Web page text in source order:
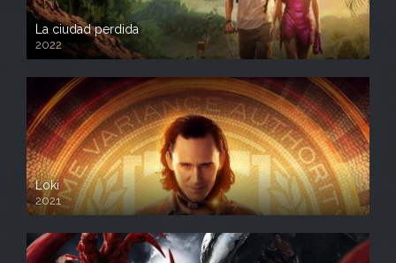
La ciudad perdida
2022
Loki
2021